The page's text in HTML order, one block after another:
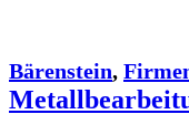
Bärenstein,